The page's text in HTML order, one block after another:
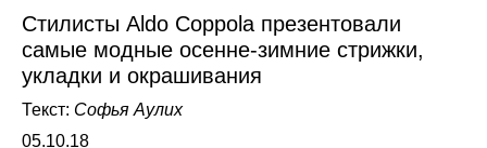
Стилисты Aldo Coppola презентовали
самые модные осенне-зимние стрижки,
укладки и окрашивания
Текст: Софья Аулих
05.10.18